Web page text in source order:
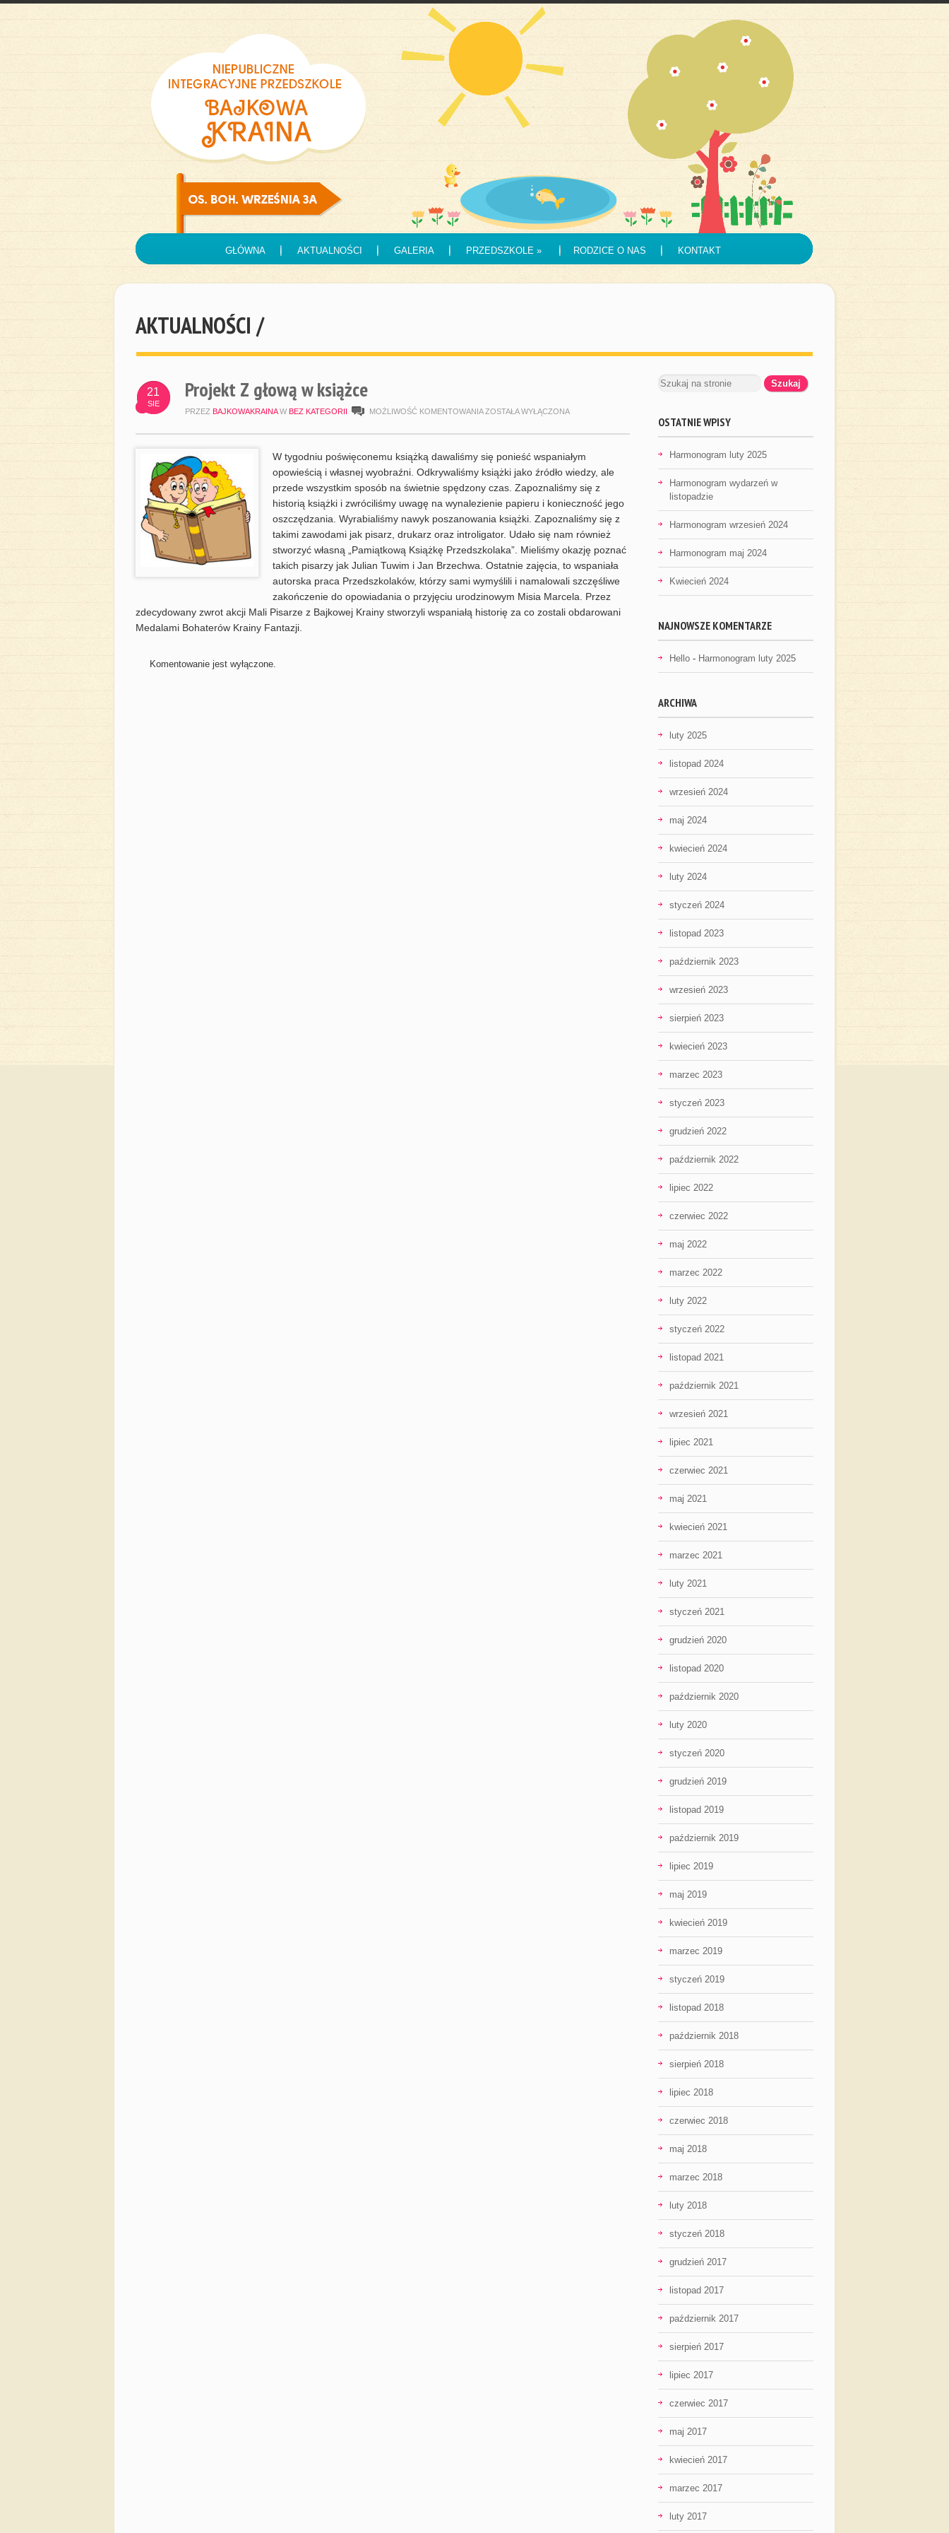
GŁÓWNA AKTUALNOŚCI GALERIA PRZEDSZKOLE» RODZICE O NAS KONTAKT
AKTUALNOŚCI /
21
SIE
Projekt Z głową w książce
PRZEZ BAJKOWAKRAINA W BEZ KATEGORII MOŻLIWOŚĆ KOMENTOWANIA PROJEKT
W
KSIĄŻCE
ZOSTAŁA WYŁĄCZONA
W tygodniu poświęconemu książką dawaliśmy się ponieść wspaniałym
opowieścią i własnej wyobraźni. Odkrywaliśmy książki jako źródło wiedzy, ale
przede wszystkim sposób na świetnie spędzony czas. Zapoznaliśmy się z
historią książki i zwróciliśmy uwagę na wynalezienie papieru i konieczność jego
oszczędzania. Wyrabialiśmy nawyk poszanowania książki. Zapoznaliśmy się z
takimi zawodami jak pisarz, drukarz oraz introligator. Udało się nam również
stworzyć własną „Pamiątkową Książkę Przedszkolaka”. Mieliśmy okazję poznać
takich pisarzy jak Julian Tuwim i Jan Brzechwa. Ostatnie zajęcia, to wspaniała
autorska praca Przedszkolaków, którzy sami wymyślili i namalowali szczęśliwe
zakończenie do opowiadania o przyjęciu urodzinowym Misia Marcela. Przez
zdecydowany zwrot akcji Mali Pisarze z Bajkowej Krainy stworzyli wspaniałą historię za co zostali obdarowani
Medalami Bohaterów Krainy Fantazji.
Komentowanie jest wyłączone.
OSTATNIE WPISY
Harmonogram luty 2025
Harmonogram wydarzeń w
listopadzie
Harmonogram wrzesień 2024
Harmonogram maj 2024
Kwiecień 2024
NAJNOWSZE KOMENTARZE
Hello - Harmonogram luty 2025
ARCHIWA
luty 2025
listopad 2024
wrzesień 2024
maj 2024
kwiecień 2024
luty 2024
styczeń 2024
listopad 2023
październik 2023
wrzesień 2023
sierpień 2023
kwiecień 2023
marzec 2023
styczeń 2023
grudzień 2022
październik 2022
lipiec 2022
czerwiec 2022
maj 2022
marzec 2022
luty 2022
styczeń 2022
listopad 2021
październik 2021
wrzesień 2021
lipiec 2021
czerwiec 2021
maj 2021
kwiecień 2021
marzec 2021
luty 2021
styczeń 2021
grudzień 2020
listopad 2020
październik 2020
luty 2020
styczeń 2020
grudzień 2019
listopad 2019
październik 2019
lipiec 2019
maj 2019
kwiecień 2019
marzec 2019
styczeń 2019
listopad 2018
październik 2018
sierpień 2018
lipiec 2018
czerwiec 2018
maj 2018
marzec 2018
luty 2018
styczeń 2018
grudzień 2017
listopad 2017
październik 2017
sierpień 2017
lipiec 2017
czerwiec 2017
maj 2017
kwiecień 2017
marzec 2017
luty 2017